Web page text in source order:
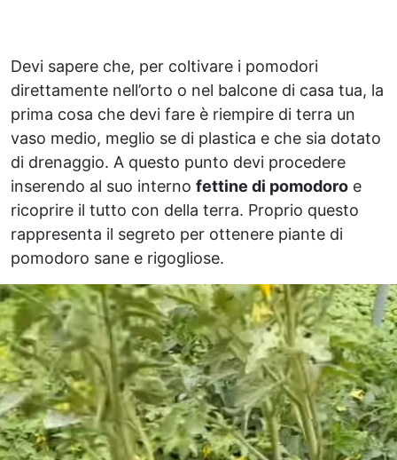
Devi sapere che, per coltivare i pomodori
direttamente nell’orto o nel balcone di casa tua, la
prima cosa che devi fare è riempire di terra un
vaso medio, meglio se di plastica e che sia dotato
di drenaggio. A questo punto devi procedere
inserendo al suo interno fettine di pomodoro e
ricoprire il tutto con della terra. Proprio questo
rappresenta il segreto per ottenere piante di
pomodoro sane e rigogliose.